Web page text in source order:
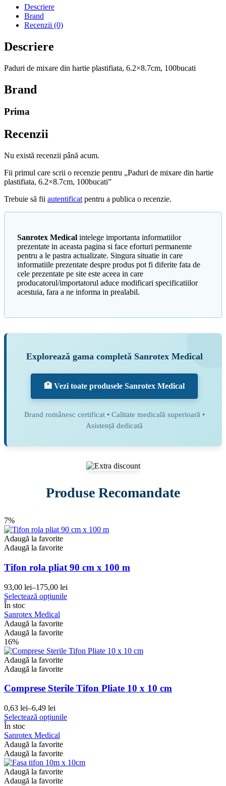
Descriere
Brand
Recenzii (0)
Descriere
Paduri de mixare din hartie plastifiata, 6.2×8.7cm, 100bucati
Brand
Prima
Recenzii
Nu există recenzii până acum.
Fii primul care scrii o recenzie pentru „Paduri de mixare din hartie
plastifiata, 6.2×8.7cm, 100bucati”
Trebuie să fii autentificat pentru a publica o recenzie.
Sanrotex Medical intelege importanta informatiilor
prezentate in aceasta pagina si face eforturi permanente
pentru a le pastra actualizate. Singura situatie in care
informatiile prezentate despre produs pot fi diferite fata de
cele prezentate pe site este aceea in care
producatorul/importatorul aduce modificari specificatiilor
acestuia, fara a ne informa in prealabil.
Explorează gama completă Sanrotex Medical
🏥 Vezi toate produsele Sanrotex Medical
Brand românesc certificat • Calitate medicală superioară •
Asistență dedicată
Produse Recomandate
7%
Adaugă la favorite
Adaugă la favorite
Tifon rola pliat 90 cm x 100 m
93,00 lei–175,00 lei
Interval
de
prețuri:
93,00 lei
până
la
175,00 lei
Selectează opțiunileAcest
Opțiunile
în
În stoc
Sanrotex Medical
Adaugă la favorite
Adaugă la favorite
16%
Adaugă la favorite
Adaugă la favorite
Comprese Sterile Tifon Pliate 10 x 10 cm
0,63 lei–6,49 lei
Interval
de
prețuri:
0,63 lei
până
la
6,49 lei
Selectează opțiunileAcest
variații.
În stoc
Sanrotex Medical
Adaugă la favorite
Adaugă la favorite
Adaugă la favorite
Adaugă la favorite